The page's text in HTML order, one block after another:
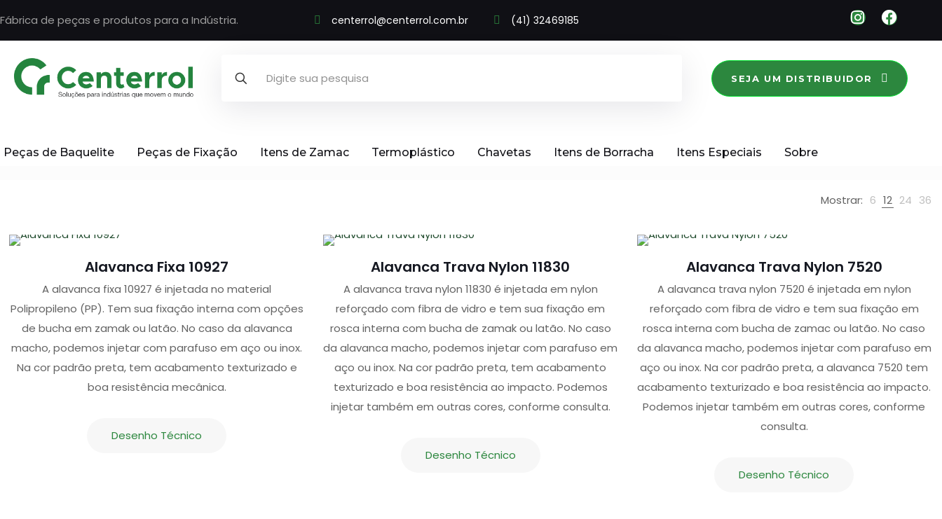
Fábrica de peças e produtos para a Indústria. centerrol@centerrol.com.br (41) 32469185
SEJA UM DISTRIBUIDOR
Peças de Baquelite Peças de Fixação Itens de Zamac Termoplástico Chavetas Itens de Borracha Itens Especiais Sobre
Mostrar: 6 12 24 36
Alavanca Fixa 10927
A alavanca fixa 10927 é injetada no material
Polipropileno (PP). Tem sua fixação interna com opções
de bucha em zamak ou latão. No caso da alavanca
macho, podemos injetar com parafuso em aço ou inox.
Na cor padrão preta, tem acabamento texturizado e
boa resistência mecânica.
Desenho Técnico
Alavanca Trava Nylon 11830
A alavanca trava nylon 11830 é injetada em nylon
reforçado com fibra de vidro e tem sua fixação em
rosca interna com bucha de zamak ou latão. No caso
da alavanca macho, podemos injetar com parafuso em
aço ou inox. Na cor padrão preta, tem acabamento
texturizado e boa resistência ao impacto. Podemos
injetar também em outras cores, conforme consulta.
Desenho Técnico
Alavanca Trava Nylon 7520
A alavanca trava nylon 7520 é injetada em nylon
reforçado com fibra de vidro e tem sua fixação em
rosca interna com bucha de zamac ou latão. No caso
da alavanca macho, podemos injetar com parafuso em
aço ou inox. Na cor padrão preta, a alavanca 7520 tem
acabamento texturizado e boa resistência ao impacto.
Podemos injetar também em outras cores, conforme
consulta.
Desenho Técnico